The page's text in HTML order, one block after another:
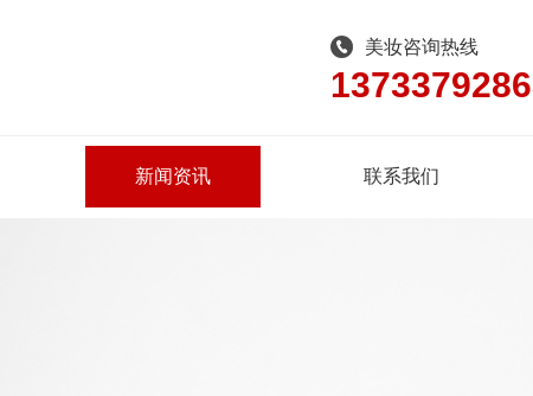
美妆咨询热线
新闻资讯 联系我们